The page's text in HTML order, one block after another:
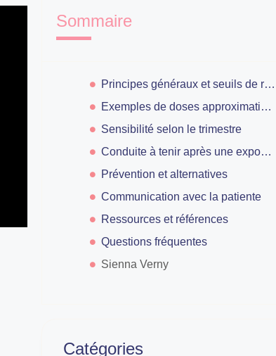
Sommaire
Principes généraux et seuils de référence
Exemples de doses approximatives et conduite à tenir
Sensibilité selon le trimestre
Conduite à tenir après une exposition connue ou suspectée
Prévention et alternatives
Communication avec la patiente
Ressources et références
Questions fréquentes
Sienna Verny
Catégories